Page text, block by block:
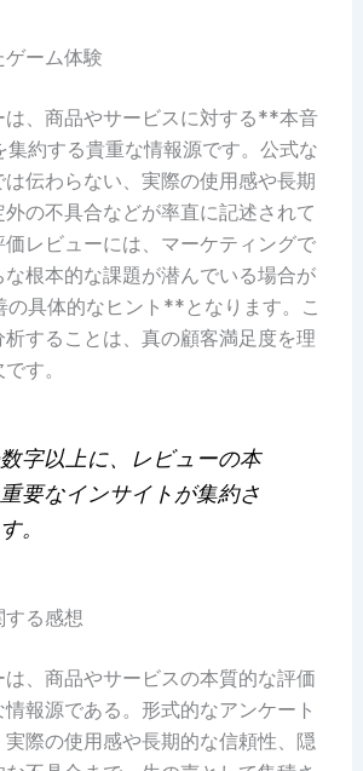
ーム体験
は、商品やサービスに対する**本音
約する貴重な情報源です。公式な
伝わらない、実際の使用感や長期
の不具合などが率直に記述されて
レビューには、マーケティングで
根本的な課題が潜んでいる場合が
具体的なヒント**となります。こ
することは、真の顧客満足度を理
す。
字以上に、レビューの本
要なインサイトが集約さ
。
する感想
、商品やサービスの本質的な評価
報源である。形式的なアンケート
際の使用感や長期的な信頼性、隠